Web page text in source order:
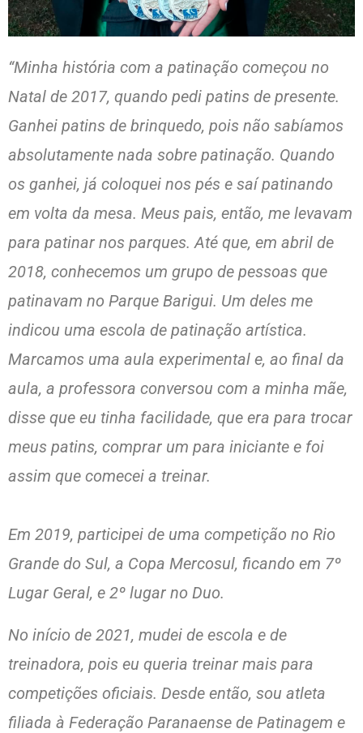
“Minha história com a patinação começou no
Natal de 2017, quando pedi patins de presente.
Ganhei patins de brinquedo, pois não sabíamos
absolutamente nada sobre patinação. Quando
os ganhei, já coloquei nos pés e saí patinando
em volta da mesa. Meus pais, então, me levavam
para patinar nos parques. Até que, em abril de
2018, conhecemos um grupo de pessoas que
patinavam no Parque Barigui. Um deles me
indicou uma escola de patinação artística.
Marcamos uma aula experimental e, ao final da
aula, a professora conversou com a minha mãe,
disse que eu tinha facilidade, que era para trocar
meus patins, comprar um para iniciante e foi
assim que comecei a treinar.
Em 2019, participei de uma competição no Rio
Grande do Sul, a Copa Mercosul, ficando em 7º
Lugar Geral, e 2º lugar no Duo.
No início de 2021, mudei de escola e de
treinadora, pois eu queria treinar mais para
competições oficiais. Desde então, sou atleta
filiada à Federação Paranaense de Patinagem e